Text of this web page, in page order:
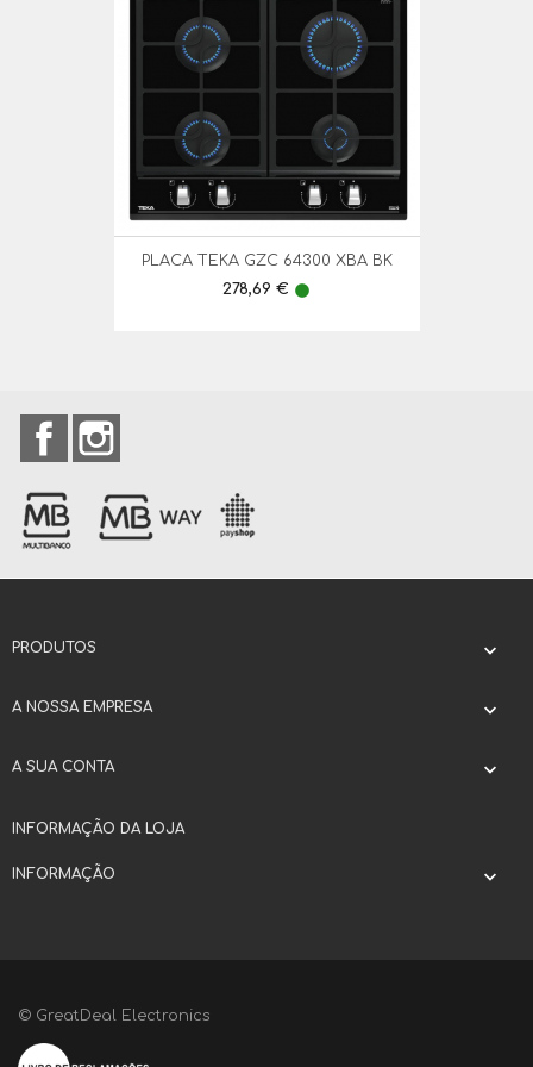
PLACA TEKA GZC 64300 XBA BK
Preço
278,69 € lens
Facebook
PRODUTOS 
A NOSSA EMPRESA 
A SUA CONTA 
INFORMAÇÃO DA LOJA
INFORMAÇÃO 
© GreatDeal Electronics